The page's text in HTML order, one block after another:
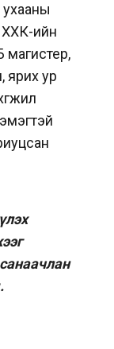
ухааны
ХХК-ийн
магистер,
ярих ур